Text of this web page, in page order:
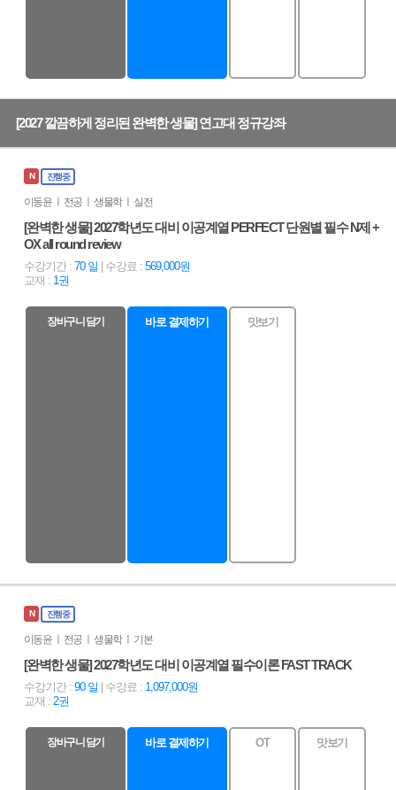
[2027 깔끔하게 정리된 완벽한 생물] 연고대 정규강좌
N 진행중
이동윤 ㅣ 전공 ㅣ 생물학 ㅣ 실전
[완벽한 생물] 2027학년도 대비 이공계열 PERFECT 단원별 필수 N제 +
OX all round review
수강기간 : 70 일 | 수강료 : 569,000원
교재 : 1권
장바구니 담기 바로 결제하기 맛보기
N 진행중
이동윤 ㅣ 전공 ㅣ 생물학 ㅣ 기본
[완벽한 생물] 2027학년도 대비 이공계열 필수이론 FAST TRACK
수강기간 : 90 일 | 수강료 : 1,097,000원
교재 : 2권
장바구니 담기 바로 결제하기 OT 맛보기